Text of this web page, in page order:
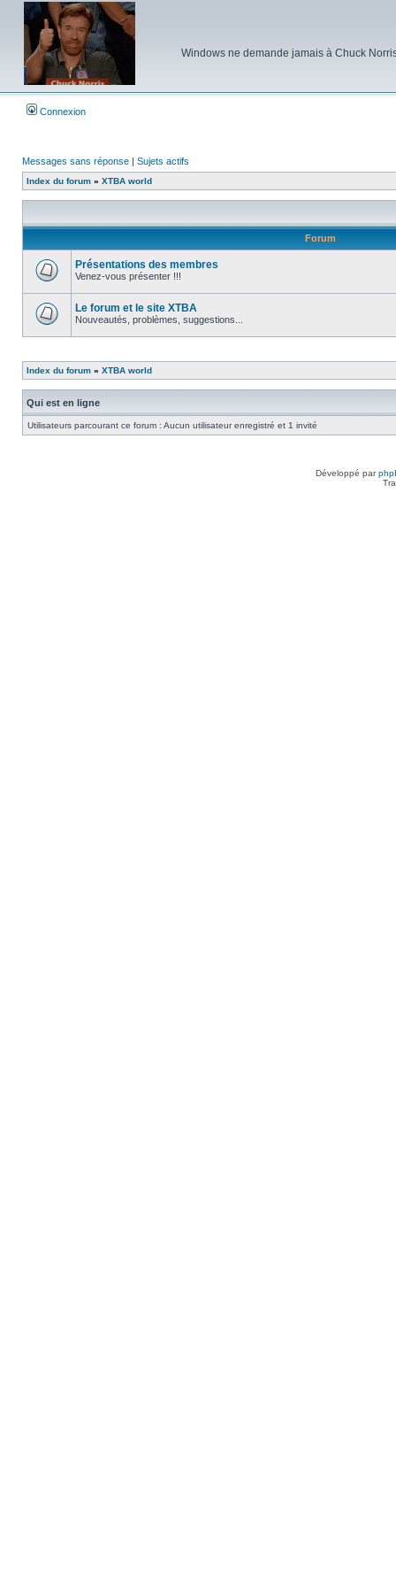
Windows ne demande jamais à Chuck
Connexion
Messages sans réponse | Sujets actifs
Index du forum » XTBA world
Forum
message
non
Présentations des membres
Venez-vous présenter !!!
message
Le forum et le site XTBA
Nouveautés, problèmes, suggestions...
Index du forum » XTBA world
Qui est en ligne
Utilisateurs parcourant ce forum : Aucun utilisateur enregistré et 1 invité
Développé par